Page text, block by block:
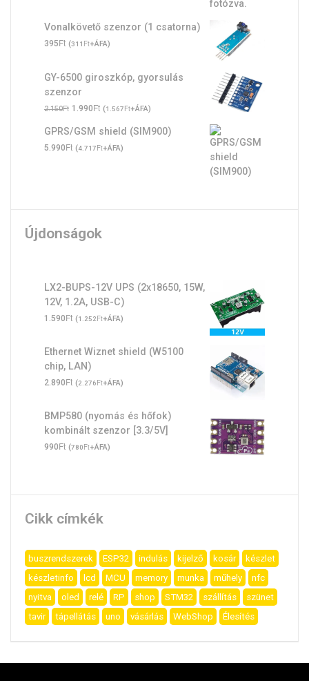
Vonalkövető szenzor (1 csatorna)
395Ft (311 Ft+ÁFA)
GY-6500 giroszkóp, gyorsulás
szenzor
2.150Ft Original
was:
2.150Ft.
1.990FtCurrent
is:
1.990Ft.
(1.567Ft+ÁFA)
GPRS/GSM shield (SIM900)
5.990Ft (4.717Ft+ÁFA)
Újdonságok
LX2-BUPS-12V UPS (2x18650, 15W,
12V, 1.2A, USB-C)
1.590Ft (1.252Ft+ÁFA)
Ethernet Wiznet shield (W5100
chip, LAN)
2.890Ft (2.276Ft+ÁFA)
BMP580 (nyomás és hőfok)
kombinált szenzor [3.3/5V]
990Ft (780Ft+ÁFA)
Cikk címkék
buszrendszerek ESP32 indulás kijelző kosár
készlet
készletinfo
lcd MCU memory munka műhely
nfc
nyitva
oled relé RP shop STM32 szállítás
szünet
tavir
tápellátás uno vásárlás WebShop Élesítés